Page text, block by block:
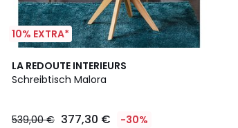
10% EXTRA*
LA REDOUTE INTERIEURS
Schreibtisch Malora
539,00 € 377,30 € -30%
4,5
/ 5